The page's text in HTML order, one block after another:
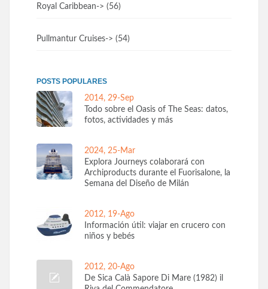
Royal Caribbean-> (56)
Pullmantur Cruises-> (54)
POSTS POPULARES
2014, 29-Sep
Todo sobre el Oasis of The Seas: datos,
fotos, actividades y más
2024, 25-Mar
Explora Journeys colaborará con
Archiproducts durante el Fuorisalone, la
Semana del Diseño de Milán
2012, 19-Ago
Información útil: viajar en crucero con
niños y bebés
2012, 20-Ago
De Sica Calà Sapore Di Mare (1982) il